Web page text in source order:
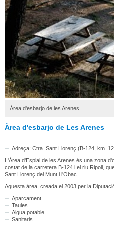
Àrea d'esbarjo de les Arenes
Àrea d'esbarjo de Les Arenes
Adreça: Ctra. Sant Llorenç (B-124, km.
L'Àrea d'Esplai de les Arenes és una zona
costat de la carretera B-124 i el riu Ripoll,
Sant Llorenç del Munt i l'Obac.
Aquesta àrea, creada el 2003 per la
Aparcament
Taules
Aigua potable
Sanitaris